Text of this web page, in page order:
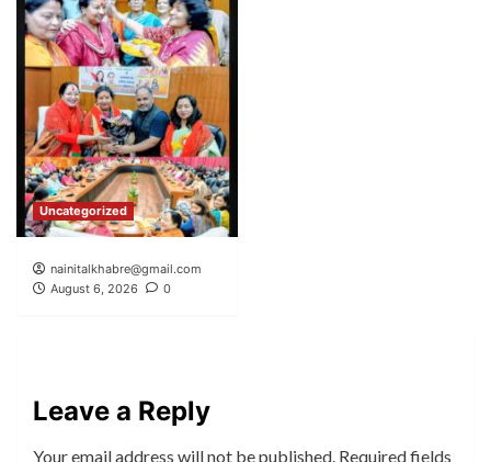
Uncategorized
nainitalkhabre@gmail.com
August 6, 2026
0
Leave a Reply
Your email address will not be published. Required fields